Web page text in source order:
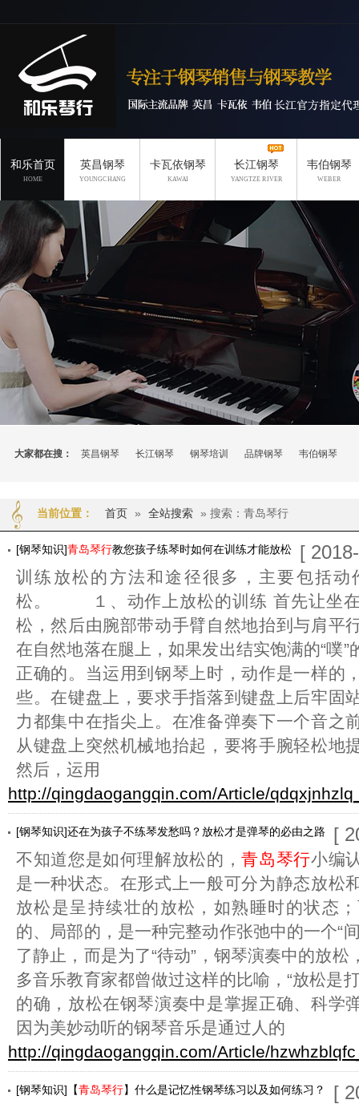
和乐首页
HOME
英昌钢琴
YOUNGCHANG
卡瓦依钢琴
KAWAI
长江钢琴
YANGTZE RIVER
韦伯钢琴
WEBER
大家都在搜： 英昌钢琴 长江钢琴 钢琴培训 品牌钢琴 韦伯钢琴
当前位置： 首页 » 全站搜索 » 搜索：青岛琴行
[钢琴知识]青岛琴行教您孩子练琴时如何在训练才能放松 [
训练放松的方法和途径很多，主要包括动
松。 １、动作上放松的训练 首先让坐在
松，然后由腕部带动手臂自然地抬到与肩平
在自然地落在腿上，如果发出结实饱满的“噗”
正确的。当运用到钢琴上时，动作是一样的
些。在键盘上，要求手指落到键盘上后牢固
力都集中在指尖上。在准备弹奏下一个音之
从键盘上突然机械地抬起，要将手腕轻松地
然后，运用
http://qingdaogangqin.com/Article/
[钢琴知识]还在为孩子不练琴发愁吗？放松才是弹琴的必由之路 [
不知道您是如何理解放松的，青岛琴行小编
是一种状态。在形式上一般可分为静态放松
放松是呈持续壮的放松，如熟睡时的状态
的、局部的，是一种完整动作张弛中的一个“
了静止，而是为了“待动”，钢琴演奏中的放松
多音乐教育家都曾做过这样的比喻，“放松是
的确，放松在钢琴演奏中是掌握正确、科学
因为美妙动听的钢琴音乐是通过人的
http://qingdaogangqin.com/Article/
[钢琴知识]【青岛琴行】什么是记忆性钢琴练习以及如何练习？ [